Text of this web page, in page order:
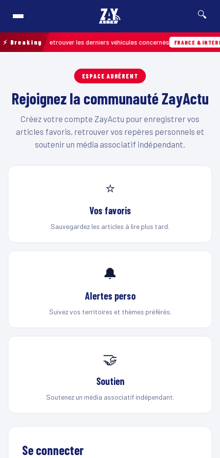
🔍
⚡ Breaking
terrain pour retrouver les derniers véhicules concernés FRANCE &
ESPACE ADHÉRENT
Rejoignez la communauté ZayActu
Créez votre compte ZayActu pour enregistrer vos
articles favoris, retrouver vos repères personnels et
soutenir un média associatif indépendant.
⭐
Vos favoris
Sauvegardez les articles à lire plus tard.
🔔
Alertes perso
Suivez vos territoires et thèmes préférés.
🤝
Soutien
Soutenez un média associatif indépendant.
Se connecter